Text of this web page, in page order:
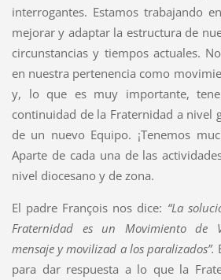
interrogantes. Estamos trabajando
mejorar y adaptar la estructura de
circunstancias y tiempos actuales.
en nuestra pertenencia como
y, lo que es muy importante,
continuidad de la Fraternidad a nivel
de un nuevo Equipo. ¡Tenemos
Aparte de cada una de las
nivel diocesano y de zona.
El padre François nos dice: “La
Fraternidad es un Movimiento de
mensaje y movilizad a los paralizados”.
para dar respuesta a lo que la